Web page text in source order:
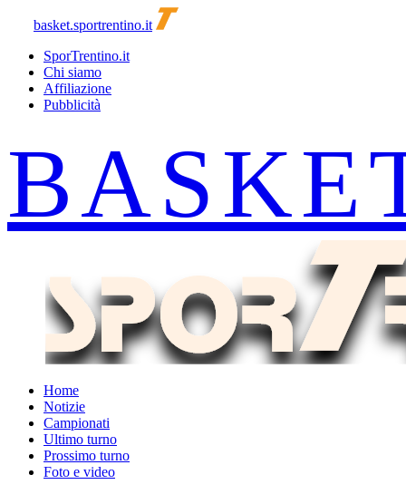
basket.sportrentino.it
SporTrentino.it
Chi siamo
Affiliazione
Pubblicità
Home
Notizie
Campionati
Ultimo turno
Prossimo turno
Foto e video